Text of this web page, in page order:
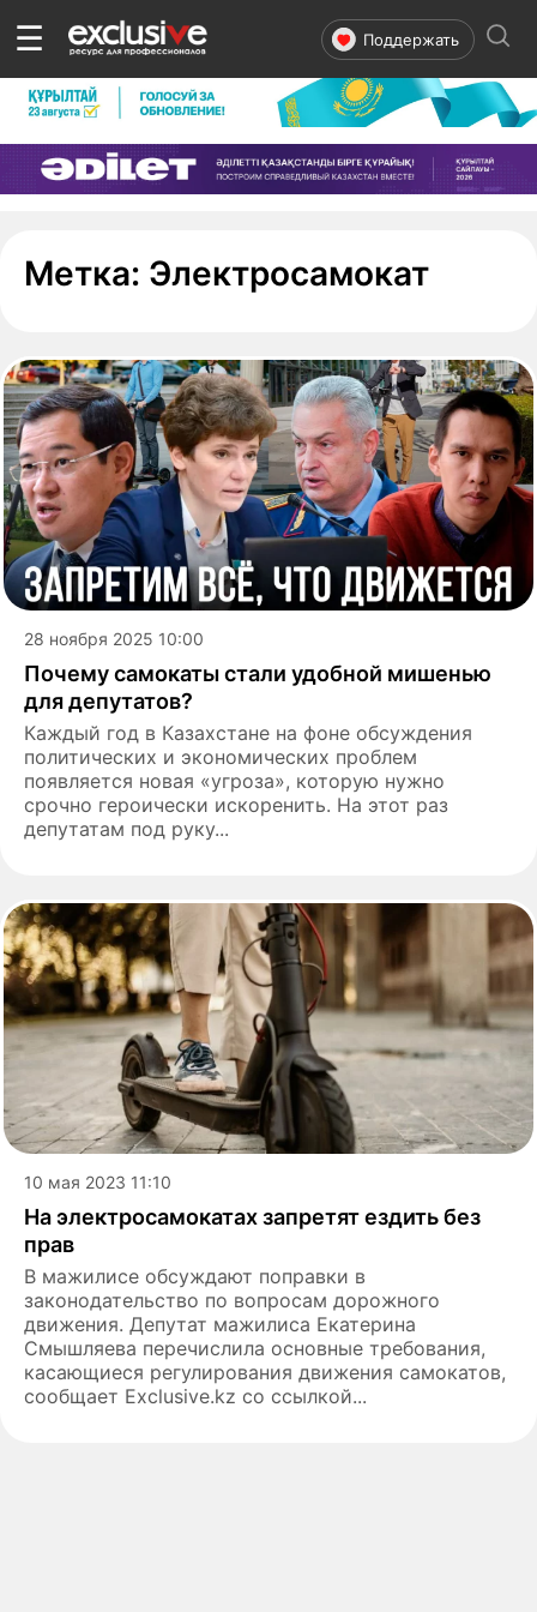
☰ Поддержать
Метка: Электросамокат-
28 ноября 2025 10:00
Почему самокаты стали удобной мишенью
для депутатов?
Каждый год в Казахстане на фоне обсуждения
политических и экономических проблем
появляется новая «угроза», которую нужно
срочно героически искоренить. На этот раз
депутатам под руку...
10 мая 2023 11:10
На электросамокатах запретят ездить без
прав
В мажилисе обсуждают поправки в
законодательство по вопросам дорожного
движения. Депутат мажилиса Екатерина
Смышляева перечислила основные требования,
касающиеся регулирования движения самокатов,
сообщает Exclusive.kz со ссылкой...